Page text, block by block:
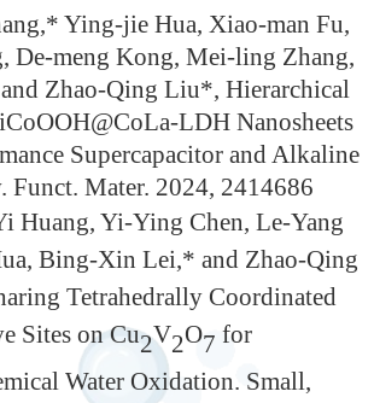
Ying-jie Hua, Xiao-man Fu,
De-meng Kong, Mei-ling Zhang,
Zhao-Qing Liu*, Hierarchical
LDH Nanosheets
Supercapacitor and Alkaline
Funct. Mater. 2024, 2414686
Huang, Yi-Ying Chen, Le-Yang
Bing-Xin Lei,* and Zhao-Qing
Tetrahedrally Coordinated
Sites on Cu2V2O7 for
Water Oxidation. Small,